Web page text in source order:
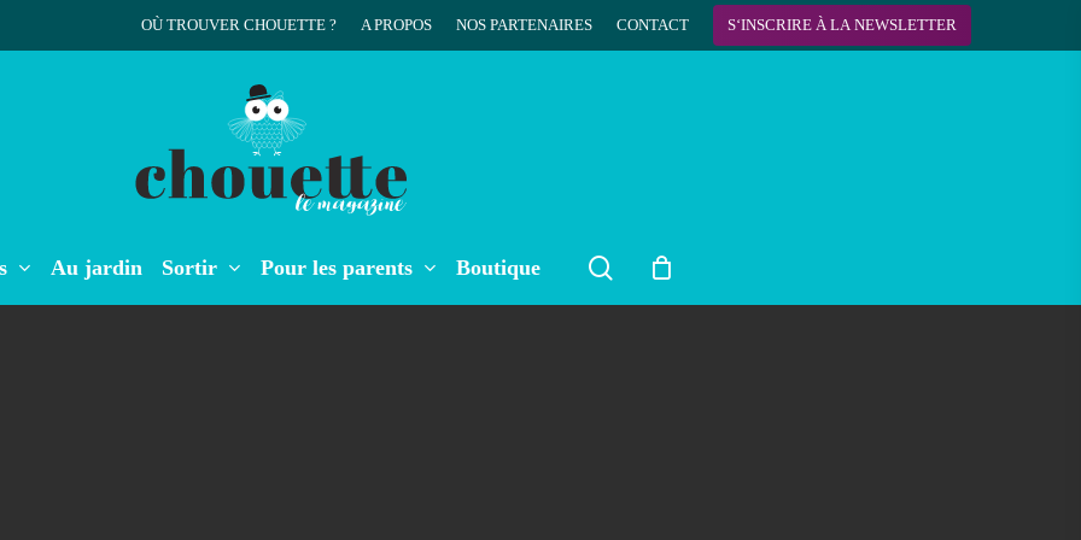
OÙ TROUVER CHOUETTE ? A PROPOS NOS PARTENAIRES CONTACT S‘INSCRIRE À LA NEWSLETTER
Au jardin Sortir Pour les parents Boutique search